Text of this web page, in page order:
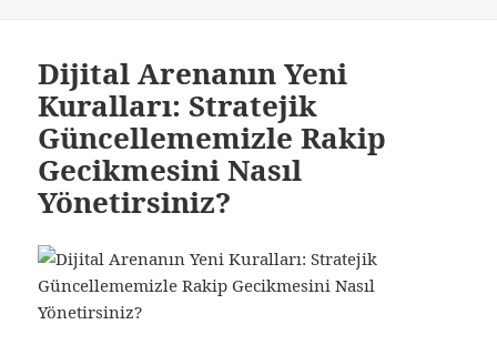
Dijital Arenanın Yeni
Kuralları: Stratejik
Güncellememizle Rakip
Gecikmesini Nasıl
Yönetirsiniz?